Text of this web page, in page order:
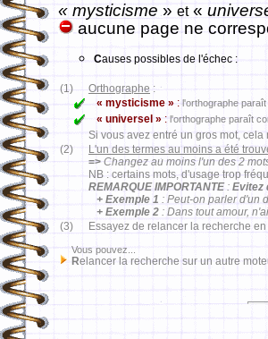
« mysticisme » et«
aucune page ne
Causes possibles de l'échec :
(1) Orthographe :
« mysticisme » :l'orthographe paraît
« universel » : l'orthographe paraît
Si vous avez entré un gros mot,
(2)
L'un des termes au moins a été
=> Changez au moins l'un des 2
NB : certains mots, d'usage trop
REMARQUE IMPORTANTE: Evitez
+ Exemple 1 : Peut-on parler d'un
+ Exemple 2 : Dans tout amour,
(3)
Essayez de relancer la recherche
Vous pouvez...
Relancer la recherche sur un autre